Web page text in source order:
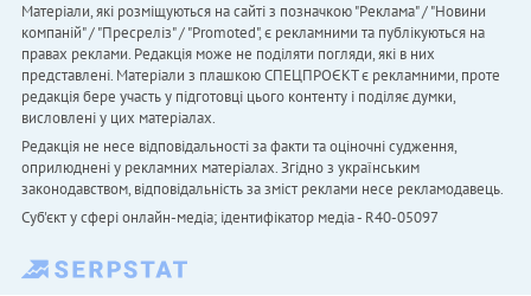
Матеріали, які розміщуються на сайті з позначкою "Реклама" / "Новини
компаній" / "Пресреліз" / "Promoted", є рекламними та публікуються на
правах реклами. Редакція може не поділяти погляди, які в них
представлені. Матеріали з плашкою СПЕЦПРОЄКТ є рекламними, проте
редакція бере участь у підготовці цього контенту і поділяє думки,
висловлені у цих матеріалах.
Редакція не несе відповідальності за факти та оціночні судження,
оприлюднені у рекламних матеріалах. Згідно з українським
законодавством, відповідальність за зміст реклами несе рекламодавець.
Cуб'єкт у сфері онлайн-медіа; ідентифікатор медіа - R40-05097